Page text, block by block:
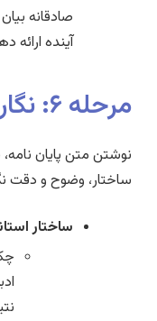
صادقانه
آینده ارائه
مرحله ۶: نگارش پایان نامه
نوشتن متن پایان
ساختار، وضوح و دقت
ساختار